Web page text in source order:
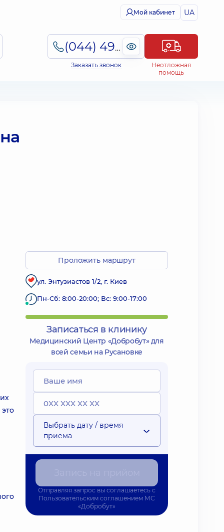
Мой кабинет UA
(044) 495-2-888
Заказать звонок
Неотложная
помощь
Проложить маршрут
ул. Энтузиастов 1/2, г. Киев
Пн-Сб: 8:00-20:00; Вс: 9:00-17:00
Записаться в клинику
Медицинский Центр «Добробут» для
всей семьи на Русановке
Выбрать дату / время
приема
Отправляя запрос вы соглашаетесь с
Пользовательским соглашением МС
«Добробут»